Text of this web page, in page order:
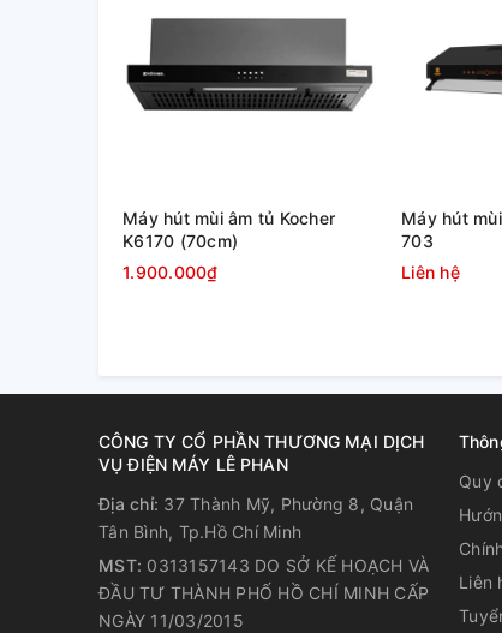
Máy hút mùi âm tủ Kocher
K6170 (70cm)
1.900.000₫
Máy hút
703
Liên hệ
CÔNG TY CỔ PHẦN THƯƠNG MẠI DỊCH
VỤ ĐIỆN MÁY LÊ PHAN
Địa chỉ: 37 Thành Mỹ, Phường 8, Quận
Tân Bình, Tp.Hồ Chí Minh
MST: 0313157143 DO SỞ KẾ HOẠCH VÀ
ĐẦU TƯ THÀNH PHỐ HỒ CHÍ MINH CẤP
NGÀY 11/03/2015
Quy
Liên